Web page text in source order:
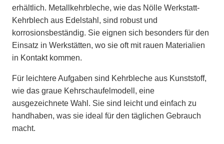
erhältlich. Metallkehrbleche, wie das Nölle Werkstatt-
Kehrblech aus Edelstahl, sind robust und
korrosionsbeständig. Sie eignen sich besonders für den
Einsatz in Werkstätten, wo sie oft mit rauen Materialien
in Kontakt kommen.
Für leichtere Aufgaben sind Kehrbleche aus Kunststoff,
wie das graue Kehrschaufelmodell, eine
ausgezeichnete Wahl. Sie sind leicht und einfach zu
handhaben, was sie ideal für den täglichen Gebrauch
macht.